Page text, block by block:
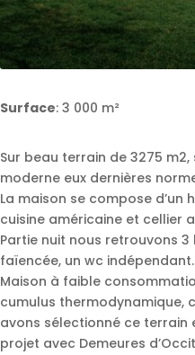
Surface: 3 000 m²
Sur beau terrain de 3275
moderne eux dernières
La maison se compose d’un
cuisine américaine et cellier
Partie nuit nous retrouvons
faïencée, un wc indépendant.
Maison à faible
cumulus thermodynamique,
avons sélectionné ce terrain
projet avec Demeures